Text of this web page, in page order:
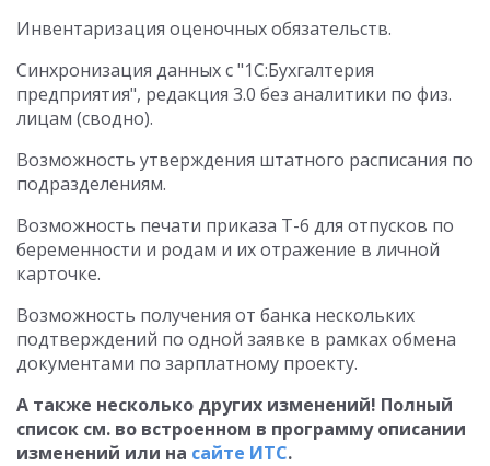
Инвентаризация оценочных обязательств.
Синхронизация данных с "1С:Бухгалтерия
предприятия", редакция 3.0 без аналитики по физ.
лицам (сводно).
Возможность утверждения штатного расписания по
подразделениям.
Возможность печати приказа Т-6 для отпусков по
беременности и родам и их отражение в личной
карточке.
Возможность получения от банка нескольких
подтверждений по одной заявке в рамках обмена
документами по зарплатному проекту.
А также несколько других изменений! Полный
список см. во встроенном в программу описании
изменений или на сайте ИТС.